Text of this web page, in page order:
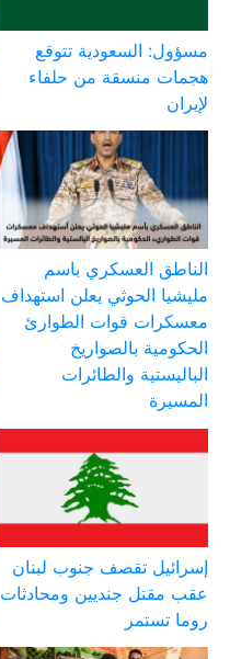
مسؤول: السعودية تتوقع
هجمات منسقة من حلفاء
لإيران
الناطق العسكري باسم
مليشيا الحوثي يعلن استهداف
معسكرات قوات الطوارئ
الحكومية بالصواريخ
الباليستية والطائرات
المسيرة
إسرائيل تقصف جنوب لبنان
عقب مقتل جنديين ومحادثات
روما تستمر